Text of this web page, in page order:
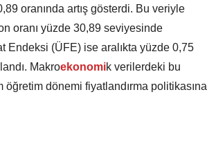
oranında artış gösterdi. Bu veriyle
oranı yüzde 30,89 seviyesinde
Endeksi (ÜFE) ise aralıkta yüzde 0,75
Makroekonomik verilerdeki bu
dönemi fiyatlandırma politikasına